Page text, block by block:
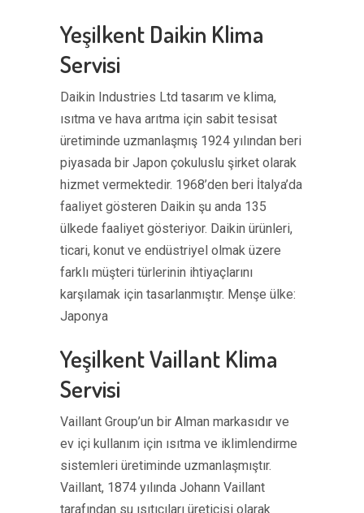
Yeşilkent Daikin Klima
Servisi
Daikin Industries Ltd tasarım ve klima,
ısıtma ve hava arıtma için sabit tesisat
üretiminde uzmanlaşmış 1924 yılından beri
piyasada bir Japon çokuluslu şirket olarak
hizmet vermektedir. 1968’den beri İtalya’da
faaliyet gösteren Daikin şu anda 135
ülkede faaliyet gösteriyor. Daikin ürünleri,
ticari, konut ve endüstriyel olmak üzere
farklı müşteri türlerinin ihtiyaçlarını
karşılamak için tasarlanmıştır. Menşe ülke:
Japonya
Yeşilkent Vaillant Klima
Servisi
Vaillant Group’un bir Alman markasıdır ve
ev içi kullanım için ısıtma ve iklimlendirme
sistemleri üretiminde uzmanlaşmıştır.
Vaillant, 1874 yılında Johann Vaillant
tarafından su ısıtıcıları üreticisi olarak